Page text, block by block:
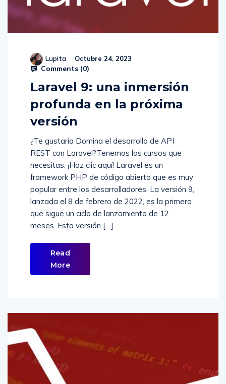
Lupita Octubre 24, 2023
Comments (0)
Laravel 9: una inmersión
profunda en la próxima
versión
¿Te gustaría Domina el desarrollo de API
REST con Laravel?Tenemos los cursos que
necesitas. ¡Haz clic aquí! Laravel es un
framework PHP de código abierto que es muy
popular entre los desarrolladores. La versión 9,
lanzada el 8 de febrero de 2022, es la primera
que sigue un ciclo de lanzamiento de 12
meses. Esta versión […]
Read
More